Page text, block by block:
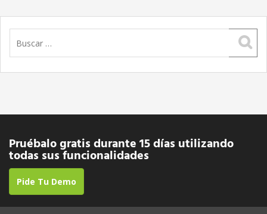
Pruébalo gratis durante 15 días utilizando
todas sus funcionalidades
Pide Tu Demo